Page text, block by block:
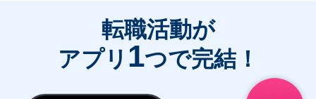
転職活動が
アプリ 1つで完結！